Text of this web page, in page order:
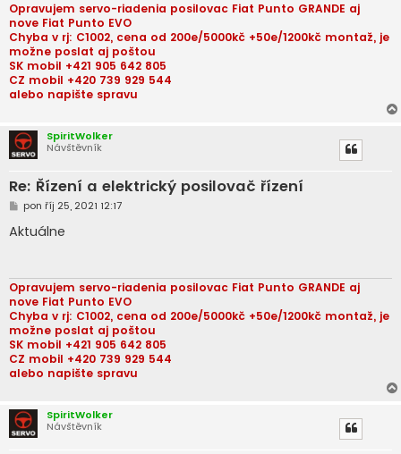
Opravujem servo-riadenia posilovac Fiat Punto GRANDE aj
nove Fiat Punto EVO
Chyba v rj: C1002, cena od 200e/5000kč +50e/1200kč montaž, je
možne poslat aj poštou
SK mobil +421 905 642 805
CZ mobil +420 739 929 544
alebo napište spravu
SpiritWolker
Návštěvník
Re: Řízení a elektrický posilovač řízení
P
í
s
v
e
k
pon říj 25, 2021 12:17
Aktuálne
Opravujem servo-riadenia posilovac Fiat Punto GRANDE aj
nove Fiat Punto EVO
Chyba v rj: C1002, cena od 200e/5000kč +50e/1200kč montaž, je
možne poslat aj poštou
SK mobil +421 905 642 805
CZ mobil +420 739 929 544
alebo napište spravu
SpiritWolker
Návštěvník